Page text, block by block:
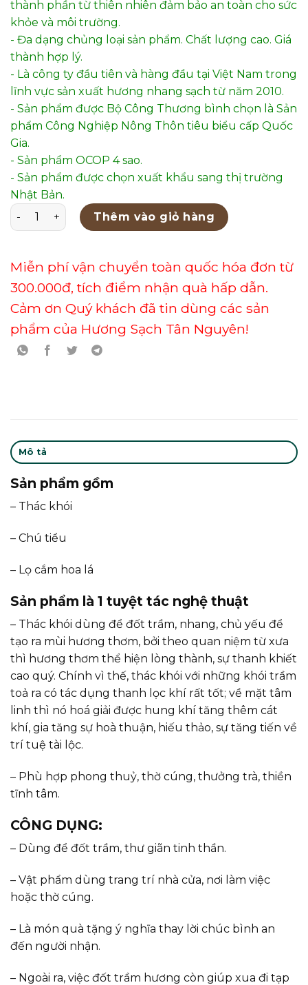
thành phần từ thiên nhiên đảm bảo an toàn cho sức
khỏe và môi trường.
- Đa dạng chủng loại sản phẩm. Chất lượng cao. Giá
thành hợp lý.
- Là công ty đầu tiên và hàng đầu tại Việt Nam trong
lĩnh vực sản xuất hương nhang sạch từ năm 2010.
- Sản phẩm được Bộ Công Thương bình chọn là Sản
phẩm Công Nghiệp Nông Thôn tiêu biểu cấp Quốc
Gia.
- Sản phẩm OCOP 4 sao.
- Sản phẩm được chọn xuất khẩu sang thị trường
Nhật Bản.
Thác Khói Chú Tiểu – Tứ Không – Không Nhìn Điều Xấu –
Thêm vào giỏ hàng
Miễn phí vận chuyển toàn quốc hóa đơn từ
300.000đ, tích điểm nhận quà hấp dẫn.
Cảm ơn Quý khách đã tin dùng các sản
phẩm của Hương Sạch Tân Nguyên!
Mô tả
Sản phẩm gồm
– Thác khói
– Chú tiểu
– Lọ cắm hoa lá
Sản phẩm là 1 tuyệt tác nghệ thuật
– Thác khói dùng để đốt trầm, nhang, chủ yếu để
tạo ra mùi hương thơm, bởi theo quan niệm từ xưa
thì hương thơm thể hiện lòng thành, sự thanh khiết
cao quý. Chính vì thế, thác khói với những khói trầm
toả ra có tác dụng thanh lọc khí rất tốt; về mặt tâm
linh thì nó hoá giải được hung khí tăng thêm cát
khí, gia tăng sự hoà thuận, hiếu thảo, sự tăng tiến về
trí tuệ tài lộc.
– Phù hợp phong thuỷ, thờ cúng, thưởng trà, thiền
tĩnh tâm.
CÔNG DỤNG:
– Dùng để đốt trầm, thư giãn tinh thần.
– Vật phẩm dùng trang trí nhà cửa, nơi làm việc
hoặc thờ cúng.
– Là món quà tặng ý nghĩa thay lời chúc bình an
đến người nhận.
– Ngoài ra, việc đốt trầm hương còn giúp xua đi tạp